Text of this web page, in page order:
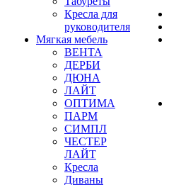
Кресла для
руководителя
Мягкая мебель
ВЕНТА
ДЕРБИ
ДЮНА
ЛАЙТ
ОПТИМА
ПАРМ
СИМПЛ
ЧЕСТЕР
ЛАЙТ
Кресла
Диваны